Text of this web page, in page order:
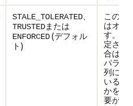
STALE_TOLERATED、
TRUSTEDまたは
ENFORCED(デフォル
ト)
このパ
はオプ
す。た
定され
合は、
パラメ
列に指
いる値
かを指
要があ